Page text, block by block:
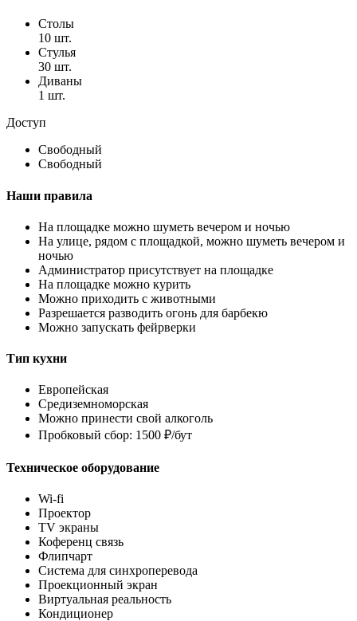
Столы
10 шт.
Стулья
30 шт.
Диваны
1 шт.
Доступ
Свободный
Свободный
Наши правила
На площадке можно шуметь вечером и ночью
На улице, рядом с площадкой, можно шуметь вечером и
ночью
Администратор присутствует на площадке
На площадке можно курить
Можно приходить с животными
Разрешается разводить огонь для барбекю
Можно запускать фейрверки
Тип кухни
Европейская
Средиземноморская
Можно принести свой алкоголь
Пробковый сбор: 1500 ₽/бут
Техническое оборудование
Wi-fi
Проектор
TV экраны
Коференц связь
Флипчарт
Система для синхроперевода
Проекционный экран
Виртуальная реальность
Кондиционер